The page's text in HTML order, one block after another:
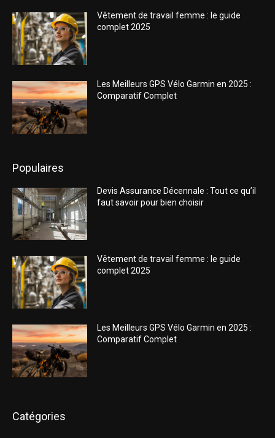
Vêtement de travail femme : le guide
complet 2025
Les Meilleurs GPS Vélo Garmin en 2025 :
Comparatif Complet
Populaires
Devis Assurance Décennale : Tout ce qu’il
faut savoir pour bien choisir
Vêtement de travail femme : le guide
complet 2025
Les Meilleurs GPS Vélo Garmin en 2025 :
Comparatif Complet
Catégories